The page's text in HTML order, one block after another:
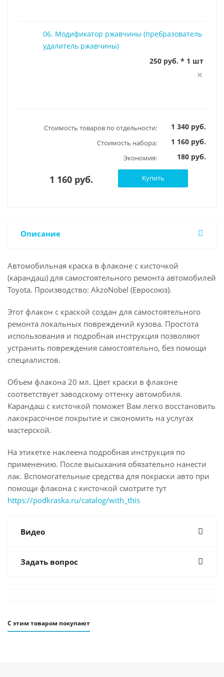
06. Модификатор ржавчины (пребразователь
удалитель ржавчины)
250 руб. * 1 шт
Стоимость товаров по отдельности: 1 340 руб.
Стоимость набора: 1 160 руб.
Экономия: 180 руб.
1 160 руб. Купить
Описание
Автомобильная краска в флаконе с кисточкой
(карандаш) для самостоятельного ремонта автомобилей
Toyota. Производство: AkzoNobel (Евросоюз).
Этот флакон с краской создан для самостоятельного
ремонта локальных повреждений кузова. Простота
использования и подробная инструкция позволяют
устранить повреждения самостоятельно, без помощи
специалистов.
Объем флакона 20 мл. Цвет краски в флаконе
соответствует заводскому оттенку автомобиля.
Карандаш с кисточкой поможет Вам легко восстановить
лакокрасочное покрытие и сэкономить на услугах
мастерской.
На этикетке наклеена подробная инструкция по
применению. После высыхания обязательно нанести
лак. Вспомогательные средства для покраски авто при
помощи флакона с кисточкой смотрите тут
https://podkraska.ru/catalog/with_this
Видео
Задать вопрос
С этим товаром покупают